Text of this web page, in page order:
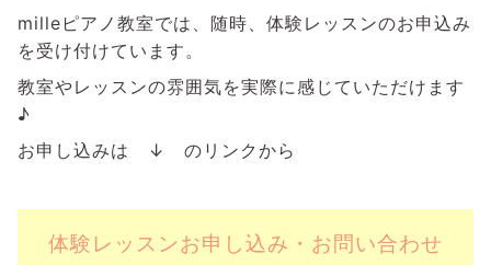
milleピアノ教室では、随時、体験レッスンのお申込み
を受け付けています。
教室やレッスンの雰囲気を実際に感じていただけます
♪
お申し込みは ↓ のリンクから
体験レッスンお申し込み・お問い合わせ